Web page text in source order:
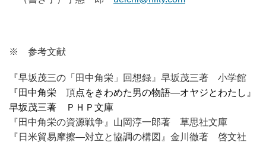
※ 参考文献
『早坂茂三の「田中角栄」回想録』早坂茂三著 小学館
『田中角栄 頂点をきわめた男の物語―オヤジとわたし』
早坂茂三著 ＰＨＰ文庫
『田中角栄の資源戦争』山岡淳一郎著 草思社文庫
『日米貿易摩擦―対立と協調の構図』金川徹著 啓文社